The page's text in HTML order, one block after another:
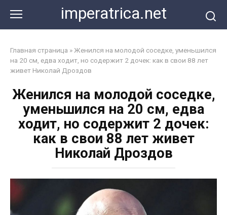
контенту
imperatrica.net
Главная страница » Женился на молодой соседке, уменьшился
на 20 см, едва ходит, но содержит 2 дочек: как в свои 88 лет
живет Николай Дроздов
Женился на молодой соседке,
уменьшился на 20 см, едва
ходит, но содержит 2 дочек:
как в свои 88 лет живет
Николай Дроздов